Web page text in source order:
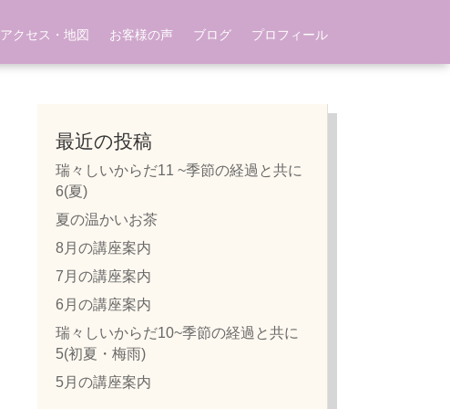
アクセス・地図 お客様の声 ブログ プロフィール
最近の投稿
瑞々しいからだ11 ~季節の経過と共に
6(夏)
夏の温かいお茶
8月の講座案内
7月の講座案内
6月の講座案内
瑞々しいからだ10~季節の経過と共に
5(初夏・梅雨)
5月の講座案内